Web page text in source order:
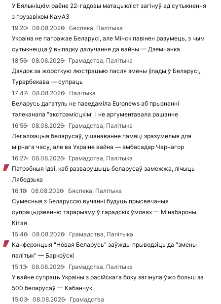
У Бялыніцкім раёне 22-гадовы матацыкліст загінуў ад сутыкнення
з грузавіком КамАЗ
19:20
08.08.2026
Бяспека, Палітыка
Украіна не пагражае Беларусі, але Мінск павінен разумець, з чым
сутыкнецца ў выпадку далучэння да вайны — Дземчанка
18:56
08.08.2026
Грамадства, Палітыка
Дзядок за жорсткую люстрацыю пасля змены ўлады ў Беларусі,
Турарбекава — супраць
17:47
08.08.2026
Палітыка
Беларусь дагэтуль не паведаміла Euronews аб прызнанні
тэлеканала "экстрэмісцкім" і не аргументавала рашэнне
16:56
08.08.2026
Грамадства, Палітыка
Легалізацыя беларусаў, ушанаванне памяці зразумелыя для
мірнага часу, але ва Украіне вайна — амбасадар Чарнагор
16:27
08.08.2026
Грамадства, Палітыка
Патрэбныя ідэі, каб разварушыць беларусаў замежжа, лічыць
Лябедзька
16:18
08.08.2026
Бяспека, Палітыка
Сумесныя з Беларуссю вучэнні будуць прысвечаныя
супрацьдзеянню тэрарызму ў гарадскіх ўмовах — Мінабароны
Кітая
15:46
08.08.2026
Грамадства, Палітыка
Канферэнцыя "Новая Беларусь" заўжды прыводзіць да "змены
палітык" — Баркоўскі
15:13
08.08.2026
Грамадства, Палітыка
У вайне супраць Украіны з расійскага боку загінула ўжо больш за
500 беларусаў — Кабанчук
15:03
08.08.2026
Грамадства